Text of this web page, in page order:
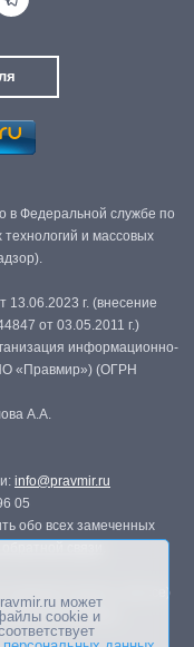
в Федеральной службе по
и массовых
г. (внесение
от 03.05.2011 г.)
информационно-
«Правмир») (ОГРН
А.А.
info@pravmir.ru
05
обо всех замеченных
(книгах, прессе)
редакции.
может
cookie и